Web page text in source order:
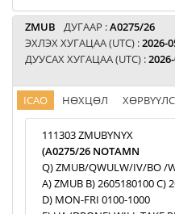
ZMUB ДУГААР :A0275/26
ЭХЛЭХ ХУГАЦАА (UTC) :2026-
ДУУСАХ ХУГАЦАА (UTC) :
ICAO НӨХЦӨЛ
111303 ZMUBYNYX
(A0275/26 NOTAMN
Q) ZMUB/QWULW/IV/BO /
A) ZMUB B) 2605180100 C)
D) MON-FRI 0100-1000